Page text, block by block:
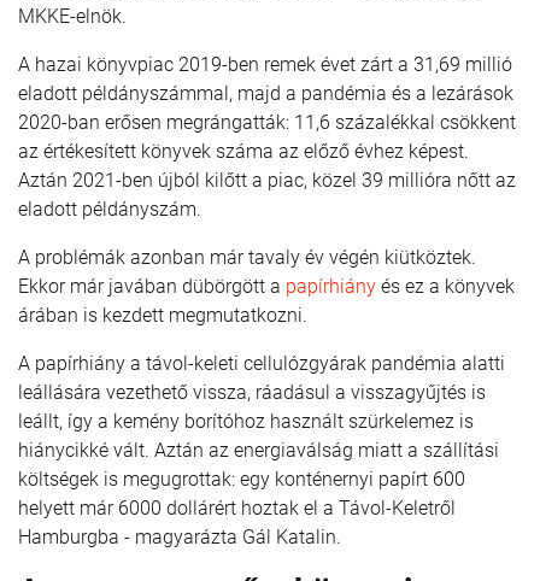
MKKE-elnök.
A hazai könyvpiac 2019-ben remek évet zárt a 31,69 millió
eladott példányszámmal, majd a pandémia és a lezárások
2020-ban erősen megrángatták: 11,6 százalékkal csökkent
az értékesített könyvek száma az előző évhez képest.
Aztán 2021-ben újból kilőtt a piac, közel 39 millióra nőtt az
eladott példányszám.
A problémák azonban már tavaly év végén kiütköztek.
Ekkor már javában dübörgött a papírhiány és ez a könyvek
árában is kezdett megmutatkozni.
A papírhiány a távol-keleti cellulózgyárak pandémia alatti
leállására vezethető vissza, ráadásul a visszagyűjtés is
leállt, így a kemény borítóhoz használt szürkelemez is
hiánycikké vált. Aztán az energiaválság miatt a szállítási
költségek is megugrottak: egy konténernyi papírt 600
helyett már 6000 dollárért hoztak el a Távol-Keletről
Hamburgba - magyarázta Gál Katalin.